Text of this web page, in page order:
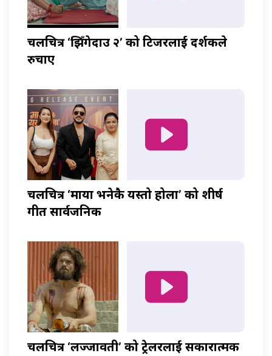
चलचित्र ‘झिँगेदाउ २’ को टिजरलाई दर्शकले
रुचाए
चलचित्र ‘माया भनेकै यस्तो होला’ को शीर्ष
गीत सार्वजनिक
चलचित्र ‘लज्जावती’ को ट्रेलरलाई सकारात्मक